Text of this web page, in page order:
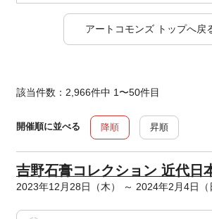
アートコモンズ トップへ戻
該当件数：2,966件中 1〜50件目
開催順に並べる 降順 昇順
吉野石膏コレクション 近代日
2023年12月28日（木） ～ 2024年2月4日（